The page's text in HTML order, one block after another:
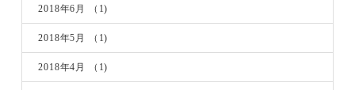
2018年6月 （1)
2018年5月 （1)
2018年4月 （1)